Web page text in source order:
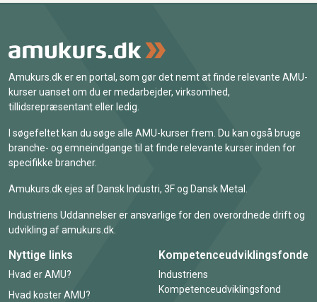
Amukurs.dk er en portal, som gør det nemt at finde relevante AMU-
kurser uanset om du er medarbejder, virksomhed,
tillidsrepræsentant eller ledig.
I søgefeltet kan du søge alle AMU-kurser frem. Du kan også bruge
branche- og emneindgange til at finde relevante kurser inden for
specifikke brancher.
Amukurs.dk ejes af Dansk Industri, 3F og Dansk Metal.
Industriens Uddannelser er ansvarlige for den overordnede drift og
udvikling af amukurs.dk.
Nyttige links
Hvad er AMU?
Hvad koster AMU?
Kompetenceudviklingsfonde
Industriens
Kompetenceudviklingsfond